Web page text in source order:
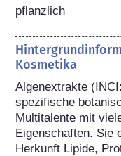
pflanzlich
Kosmetika
Algenextrakte
spezifische
Multitalente mit
Eigenschaften. Sie
Herkunft Lipide,